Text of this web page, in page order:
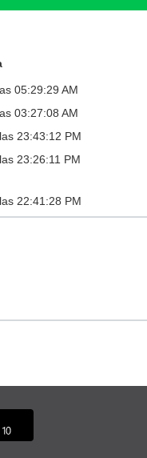
05:29:29 AM
03:27:08 AM
23:43:12 PM
23:26:11 PM
22:41:28 PM